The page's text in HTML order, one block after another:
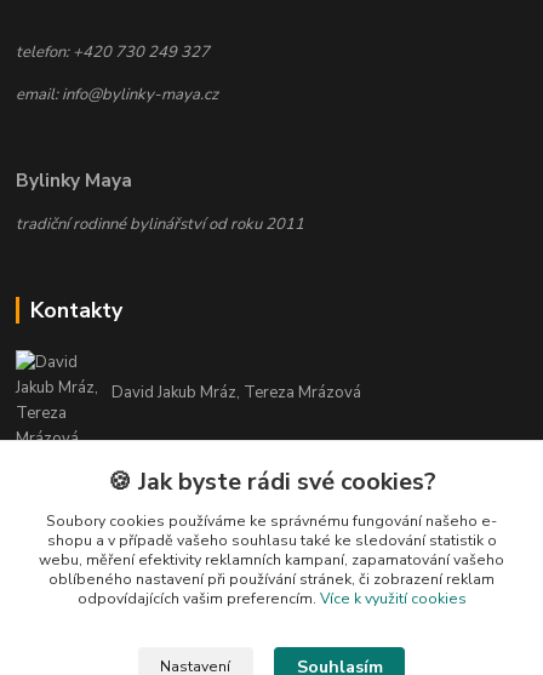
telefon: +420 730 249 327
email: info@bylinky-maya.cz
Bylinky Maya
tradiční rodinné bylinářství od roku 2011
Kontakty
David Jakub Mráz, Tereza Mrázová
info@bylinky-maya.cz
🍪 Jak byste rádi své cookies?
Soubory cookies používáme ke správnému fungování našeho e-
shopu a v případě vašeho souhlasu také ke sledování statistik o
webu, měření efektivity reklamních kampaní, zapamatování vašeho
oblíbeného nastavení při používání stránek, či zobrazení reklam
odpovídajících vašim preferencím. Více k využití cookies
Nastavení Souhlasím